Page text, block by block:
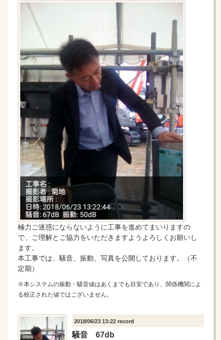
極力ご迷惑にならないように工事を進めてまいりますの
で、ご理解とご協力をいただきますようよろしくお願いし
ます。
本工事では、騒音、振動、写真を公開しております。（不
定期）
※本システムの振動・騒音値はあくまでも目安であり、関係機関によ
る校正された値ではございません。
2018/06/23 13:22 record
騒音 67db